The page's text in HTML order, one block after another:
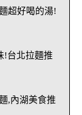
超好喝的湯!
!台北拉麵推
,內湖美食推